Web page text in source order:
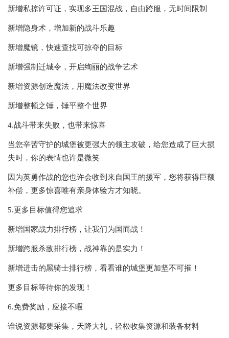
新增私掠许可证，实现多王国混战，自由跨服，无时间限制
新增隐身术，增加新的战斗乐趣
新增魔镜，快速查找可掠夺的目标
新增强制迁城令，开启绚丽的战争艺术
新增资源创造魔法，用魔法改变世界
新增整顿之锤，锤平整个世界
4.战斗带来失败，也带来惊喜
当您辛苦守护的城堡被更强大的领主攻破，给您造成了巨大损
失时，你的表情也许是微笑
因为英勇作战的您也许会收到来自国王的援军，您将获得巨额
补偿，更多惊喜唯有亲身体验方才知晓。
5.更多目标值得您追求
新增国家战力排行榜，让我们为国而战！
新增跨服杀敌排行榜，战神靠的是实力！
新增进击的黑骑士排行榜，看看谁的城堡更加坚不可摧！
更多目标等待你的发现！
6.免费奖励，应接不暇
谁说资源都要采集，天降大礼，轻松收集资源和装备材料